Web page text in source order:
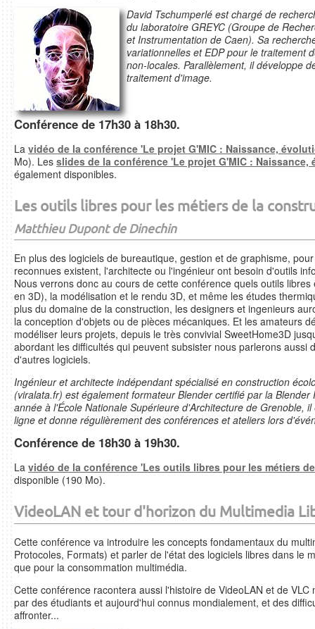
David Tschumperlé est chargé de
du laboratoire GREYC (Groupe de
et Instrumentation de Caen). Sa
variationnelles et EDP pour le traitement
non-locales. Parallèlement, il développe
traitement d'image.
Conférence de 17h30 à 18h30.
La vidéo de la conférence 'Le projet G'MIC : Naissance,
Mo). Les slides de la conférence 'Le projet G'MIC :
également disponibles.
Les outils libres pour les métiers de la
Matthieu Dupont de Dinechin
En plus des logiciels de bureautique, gestion et de graphisme,
reconnues existent, l'architecte ou l'ingénieur ont besoin d'outils
Nous verrons donc au cours de cette conférence quels outils
en 3D), la modélisation et le rendu 3D, et même les études
plus du domaine de la construction, les designers et ingenieurs
la conception d'objets ou de pièces mécaniques. Et les amateurs
modéliser leurs projets, depuis le très convivial SweetHome3D
abordant les difficultés qui peuvent subsister nous parlerons aussi
d'autres logiciels.
Ingénieur et architecte indépendant spécialisé en construction
(viralata.fr) est également formateur Blender certifié par la
année à l'École Nationale Supérieure d'Architecture de Grenoble,
ligne et donne régulièrement des conférences et ateliers lors
Conférence de 18h30 à 19h30.
La vidéo de la conférence 'Les outils libres pour les métiers
disponible (190 Mo).
VideoLAN et tour d'horizon du Multimedia
Cette conférence va introduire les concepts fondamentaux du
Protocoles, Formats) et parler de l'état des logiciels libres dans le
que pour la consommation multimédia.
Cette conférence racontera aussi l'histoire de VideoLAN et de
par des étudiants et aujourd'hui connus mondialement, et des
affronter...